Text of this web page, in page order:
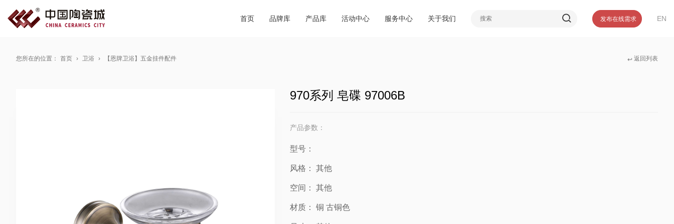
首页 品牌库
品牌合集 产品库
产品合集 活动中心 服务中心 关于我们 发布在线需求 EN
您所在的位置： 首页 卫浴 【恩牌卫浴】五金挂件配件 ↩ 返回列表
970系列 皂碟 97006B
产品参数：
型号：
风格： 其他
空间： 其他
材质： 铜 古铜色